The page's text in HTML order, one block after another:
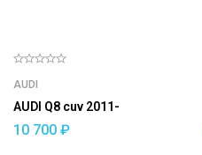
AUDI
AUDI Q8 cuv 2011-
10 700 ₽